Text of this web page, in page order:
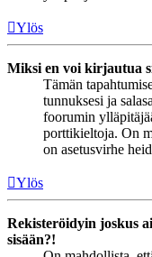
Ylös
Miksi en voi kirjautua
Tämän
tunnuksesi ja
foorumin
porttikieltoja. On
on asetusvirhe
Ylös
Rekisteröidyin joskus
sisään?!